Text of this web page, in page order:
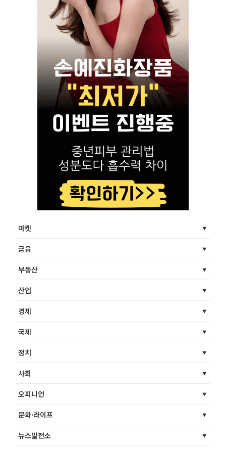
마켓
금융
부동산
산업
경제
국제
정치
사회
오피니언
문화·라이프
뉴스발전소